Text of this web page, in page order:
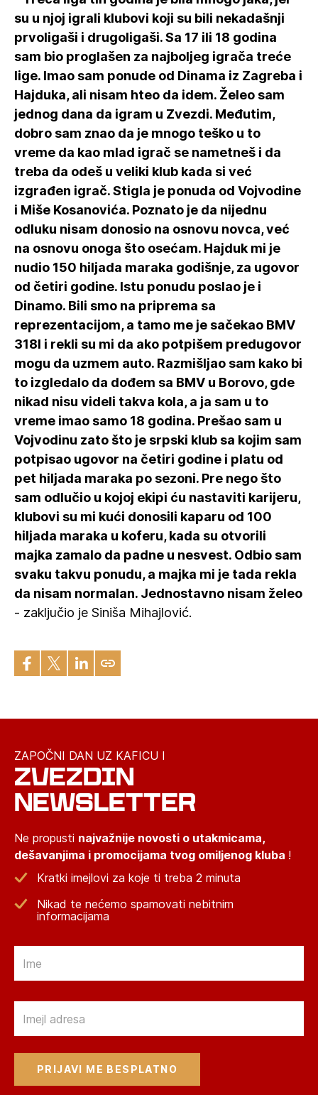
su u njoj igrali klubovi koji su bili nekadašnji
prvoligaši i drugoligaši. Sa 17 ili 18 godina
sam bio proglašen za najboljeg igrača treće
lige. Imao sam ponude od Dinama iz Zagreba i
Hajduka, ali nisam hteo da idem. Želeo sam
jednog dana da igram u Zvezdi. Međutim,
dobro sam znao da je mnogo teško u to
vreme da kao mlad igrač se nametneš i da
treba da odeš u veliki klub kada si već
izgrađen igrač. Stigla je ponuda od Vojvodine
i Miše Kosanovića. Poznato je da nijednu
odluku nisam donosio na osnovu novca, već
na osnovu onoga što osećam. Hajduk mi je
nudio 150 hiljada maraka godišnje, za ugovor
od četiri godine. Istu ponudu poslao je i
Dinamo. Bili smo na priprema sa
reprezentacijom, a tamo me je sačekao BMV
318I i rekli su mi da ako potpišem predugovor
mogu da uzmem auto. Razmišljao sam kako bi
to izgledalo da dođem sa BMV u Borovo, gde
nikad nisu videli takva kola, a ja sam u to
vreme imao samo 18 godina. Prešao sam u
Vojvodinu zato što je srpski klub sa kojim sam
potpisao ugovor na četiri godine i platu od
pet hiljada maraka po sezoni. Pre nego što
sam odlučio u kojoj ekipi ću nastaviti karijeru,
klubovi su mi kući donosili kaparu od 100
hiljada maraka u koferu, kada su otvorili
majka zamalo da padne u nesvest. Odbio sam
svaku takvu ponudu, a majka mi je tada rekla
da nisam normalan. Jednostavno nisam želeo
- zaključio je Siniša Mihajlović.
ZAPOČNI DAN UZ KAFICU I
ZVEZDIN
NEWSLETTER
Ne propusti najvažnije novosti o utakmicama,
dešavanjima i promocijama tvog omiljenog kluba !
Kratki imejlovi za koje ti treba 2 minuta
Nikad te nećemo spamovati nebitnim
informacijama